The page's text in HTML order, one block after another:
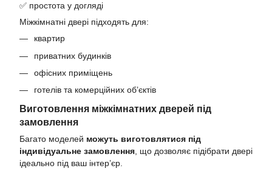
✅ простота у догляді
Міжкімнатні двері підходять для:
квартир
приватних будинків
офісних приміщень
готелів та комерційних об’єктів
Виготовлення міжкімнатних дверей під
замовлення
Багато моделей можуть виготовлятися під
індивідуальне замовлення , що дозволяє підібрати двері
ідеально під ваш інтер’єр.